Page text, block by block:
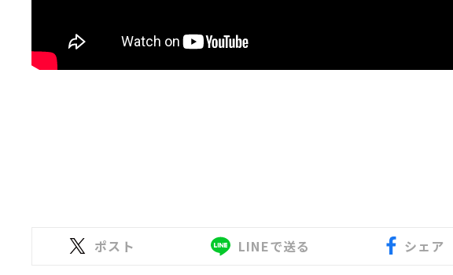
ポスト LINEで送る シェア